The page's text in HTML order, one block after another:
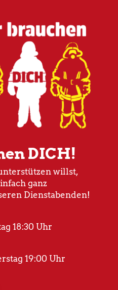
DICH!
willst,
ganz
Dienstabenden!
18:30 Uhr
19:00 Uhr